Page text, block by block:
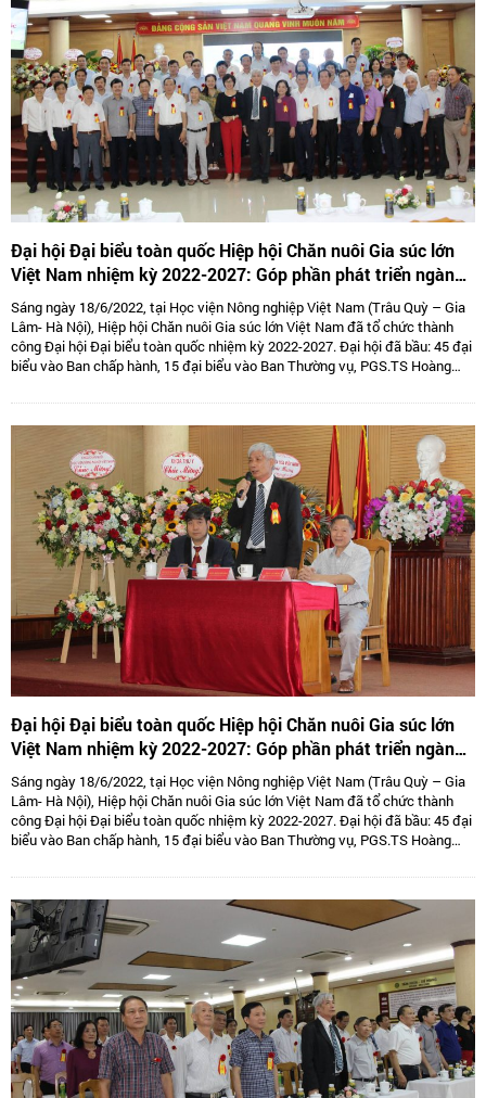
Đại hội Đại biểu toàn quốc Hiệp hội Chăn nuôi Gia súc lớn
Việt Nam nhiệm kỳ 2022-2027: Góp phần phát triển ngành
Chăn nuôi gia súc lớn Việt Nam bền vững
Sáng ngày 18/6/2022, tại Học viện Nông nghiệp Việt Nam (Trâu Quỳ – Gia
Lâm- Hà Nội), Hiệp hội Chăn nuôi Gia súc lớn Việt Nam đã tổ chức thành
công Đại hội Đại biểu toàn quốc nhiệm kỳ 2022-2027. Đại hội đã bầu: 45 đại
biểu vào Ban chấp hành, 15 đại biểu vào Ban Thường vụ, PGS.TS Hoàng
Chủ tịch kiêm Tổng thư kí và 05 Phó Chủ tịch là: TS Tống Xuân Chinh,
PGS.TS Sử Thanh Long, bà Tô Tuệ Lang, ông Đặng Thái Nhị, ông Hà Văn An.
Đại hội Đại biểu toàn quốc Hiệp hội Chăn nuôi Gia súc lớn
Việt Nam nhiệm kỳ 2022-2027: Góp phần phát triển ngành
Chăn nuôi gia súc lớn Việt Nam bền vững
Sáng ngày 18/6/2022, tại Học viện Nông nghiệp Việt Nam (Trâu Quỳ – Gia
Lâm- Hà Nội), Hiệp hội Chăn nuôi Gia súc lớn Việt Nam đã tổ chức thành
công Đại hội Đại biểu toàn quốc nhiệm kỳ 2022-2027. Đại hội đã bầu: 45 đại
biểu vào Ban chấp hành, 15 đại biểu vào Ban Thường vụ, PGS.TS Hoàng
Chủ tịch kiêm Tổng thư kí và 05 Phó Chủ tịch là: TS Tống Xuân Chinh,
PGS.TS Sử Thanh Long, bà Tô Tuệ Lang, ông Đặng Thái Nhị, ông Hà Văn An.